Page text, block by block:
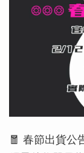
🧧 春節出貨公